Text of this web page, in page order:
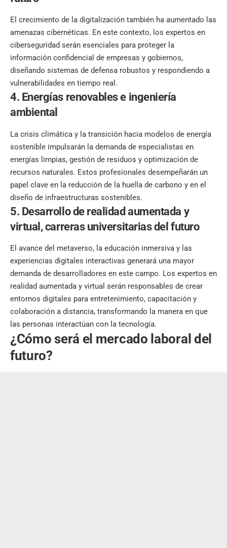
El crecimiento de la digitalización también ha aumentado las
amenazas cibernéticas. En este contexto, los expertos en
ciberseguridad serán esenciales para proteger la
información confidencial de empresas y gobiernos,
diseñando sistemas de defensa robustos y respondiendo a
vulnerabilidades en tiempo real.
4. Energías renovables e ingeniería
ambiental
La crisis climática y la transición hacia modelos de energía
sostenible impulsarán la demanda de especialistas en
energías limpias, gestión de residuos y optimización de
recursos naturales. Estos profesionales desempeñarán un
papel clave en la reducción de la huella de carbono y en el
diseño de infraestructuras sostenibles.
5. Desarrollo de realidad aumentada y
virtual,carreras universitarias del futuro
El avance del metaverso, la educación inmersiva y las
experiencias digitales interactivas generará una mayor
demanda de desarrolladores en este campo. Los expertos en
realidad aumentada y virtual serán responsables de crear
entornos digitales para entretenimiento, capacitación y
colaboración a distancia, transformando la manera en que
las personas interactúan con la tecnología.
¿Cómo será el mercado laboral del
futuro?